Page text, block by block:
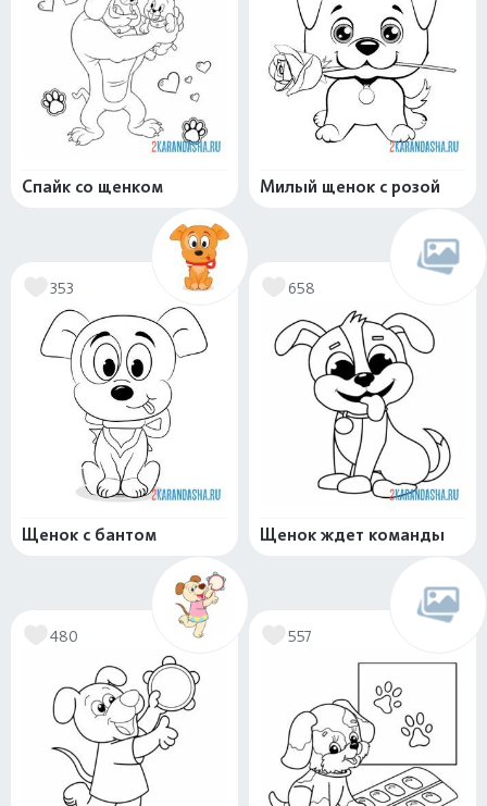
Спайк со щенком Милый щенок с розой
353
Щенок с бантом
658
Щенок ждет команды
480 557